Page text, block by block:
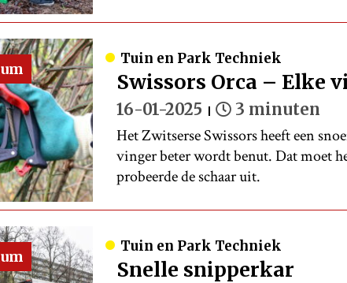
Tuin en Park Techniek
Swissors Orca – Elke
16-01-2025 3 minuten
Het Zwitserse Swissors heeft een
vinger beter wordt benut. Dat moet
probeerde de schaar uit.
Tuin en Park Techniek
Snelle snipperkar